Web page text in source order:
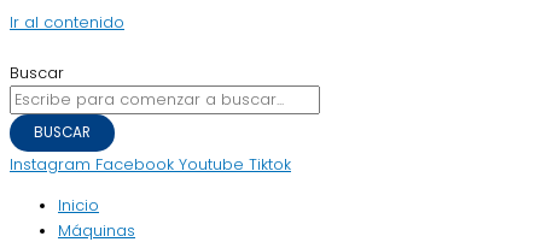
Ir al contenido
Buscar
BUSCAR
Instagram Facebook Youtube Tiktok
Inicio
Máquinas